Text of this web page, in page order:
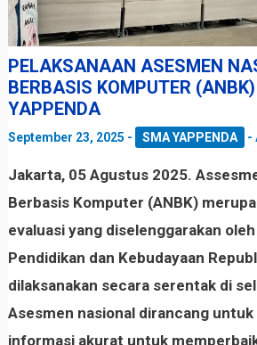
PELAKSANAAN ASESMEN
BERBASIS KOMPUTER
YAPPENDA
September 23, 2025 - SMA YAPPENDA -
Jakarta, 05 Agustus 2025.
Berbasis Komputer (ANBK)
evaluasi yang diselenggarakan
Pendidikan dan Kebudayaan
dilaksanakan secara serentak di
Asesmen nasional dirancang
informasi akurat untuk